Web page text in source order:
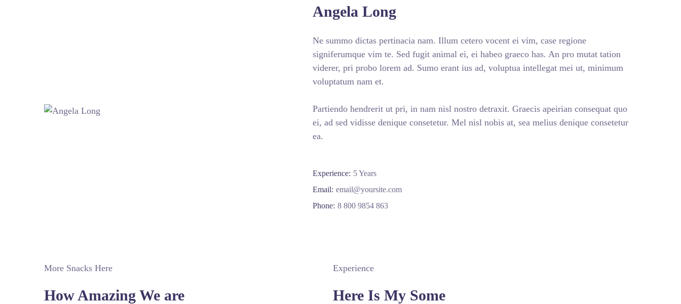
Angela Long
Ne summo dictas pertinacia nam. Illum cetero vocent ei vim, case regione
signiferumque vim te. Sed fugit animal ei, ei habeo graeco has. An pro mutat tation
viderer, pri probo lorem ad. Sumo erant ius ad, voluptua intellegat mei ut, minimum
voluptatum nam et.
Partiendo hendrerit ut pri, in nam nisl nostro detraxit. Graecis apeirian consequat quo
ei, ad sed vidisse denique consetetur. Mel nisl nobis at, sea melius denique consetetur
ea.
Experience: 5 Years
Email: email@yoursite.com
Phone: 8 800 9854 863
More Snacks Here
How Amazing We are
Experience
Here Is My Some